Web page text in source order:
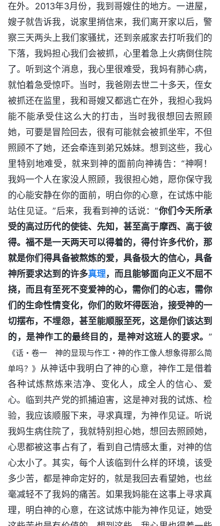
在外。2013年3月份，我到哥嫂住的地方。一进屋，
嫂子就告诉我，说家里捎信来，我们离开家以后，警
察三天两头上我们家骚扰，还到亲戚家去打听我们的
下落，我妈担心我们会被抓，心里着急上火病倒住院
了。听到这个消息，我心里很难受，我妈有肺心病，
就怕着急受惊吓。当时，我爸刚去世二十多天，侄女
被抓还在监里，我和哥嫂又都逃亡在外，我担心我妈
能不能承受住这么大的打击，当时我很想回去照顾
她，可要是冒险回去，很有可能就会被抓坐牢，不但
照顾不了她，还会牵连到弟兄姊妹。想到这些，我心
里特别地难受，就来到神的面前向神祷告：“神啊！
我妈一个人在家没人照顾，我很担心她，愿你保守我
的心能安静在你的面前，明白你的心意，在试炼中能
站住见证。”后来，我看到神的话说：“你们今天所承
受的高过历代的使徒、先知，甚至高于摩西、高于彼
得。福不是一天两天可以得着的，得付许多代价，那
就是你们得具备被熬炼的爱，具备极大的信心，具备
神所要求达到的许多真理，而且能够面向正义不屈不
挠，而且有至死不变爱神的心，需你们的心志，需你
们的生命性情变化，你们的败坏得医治，接受神的一
切摆布，不埋怨，甚至能顺服至死，这是你们该达到
的，是神作工的最终目的，是神对这班人的要求。 ”
《话・卷一 神的显现与作工・神的作工像人想象得那么简
单吗？》 从神话中我明白了神的心意，神作工是借着
各种试炼熬炼来洁净、变化人，成全人的信心、爱
心。临到共产党的抓捕迫害，这是神对我的试炼、检
验，我应该顺服下来，寻求真理，为神作见证。听说
我妈生病住院了，我就特别担心她，想回去照顾她，
心思都被这事占有了，看到自己情感太重，对神的信
心太小了。其实，每个人该临到什么样的环境，该受
多少苦，都是神命定好的，就是我回去看望她，也丝
毫减轻不了我妈的痛苦。如果我妈能在这事上寻求真
理，明白神的心意，在这试炼中能为神作见证，她受